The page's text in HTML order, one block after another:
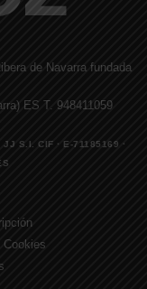
de Navarra fundada
ES T. 948411059
S.I. CIF · E-71185169 ·
Cookies